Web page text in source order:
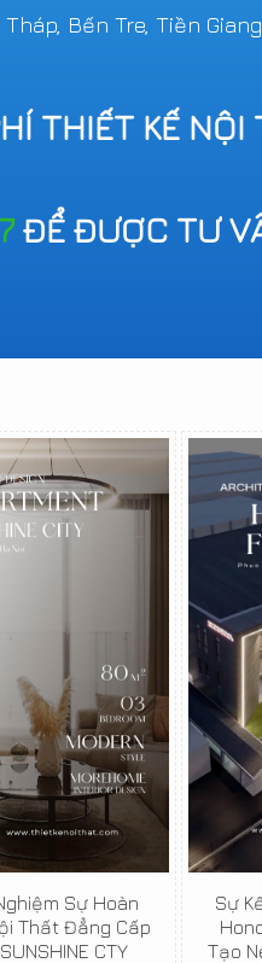
Bến Tre, Tiền
THIẾT KẾ NỘI
ĐỂ ĐƯỢC TƯ
Sự Hoàn
Thất Đẳng Cấp
CTY
Sự
Tạo